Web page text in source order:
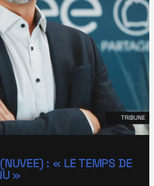
: « LE TEMPS DE
»